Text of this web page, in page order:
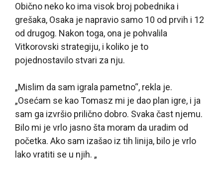
Obično neko ko ima visok broj pobednika i
grešaka, Osaka je napravio samo 10 od prvih i 12
od drugog. Nakon toga, ona je pohvalila
Vitkorovski strategiju, i koliko je to
pojednostavilo stvari za nju.
„Mislim da sam igrala pametno“, rekla je.
„Osećam se kao Tomasz mi je dao plan igre, i ja
sam ga izvršio prilično dobro. Svaka čast njemu.
Bilo mi je vrlo jasno šta moram da uradim od
početka. Ako sam izašao iz tih linija, bilo je vrlo
lako vratiti se u njih. „